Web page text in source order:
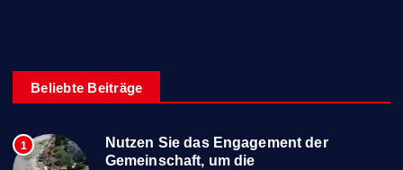
Beliebte Beiträge
1
Nutzen Sie das Engagement der
Gemeinschaft, um die